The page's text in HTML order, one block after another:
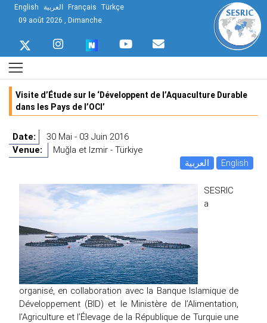
English العربية Français Türkçe
09 août 2026 , Dimanche
Visite d’Étude sur le ‘Développent de l’Aquaculture Durable
dans les Pays de l’OCI’
Date:
30 Mai - 03 Juin 2016
Venue:
Muğla et Izmir - Türkiye
العربية
English
SESRIC
a
organisé, en collaboration avec la Banque Islamique de
Développement (BID) et le Ministère de l’Alimentation,
l’Agriculture et l’Élevage de la République de Turquie une